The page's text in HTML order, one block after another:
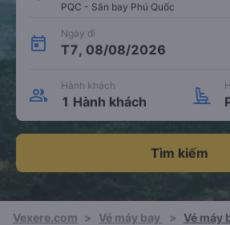
PQC - Sân bay Phú Quốc
Ngày đi
T7, 08/08/2026
Hành khách
1 Hành khách
Tìm kiếm
Vexere.com > Vé máy bay > Vé máy